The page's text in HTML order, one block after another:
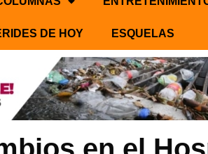
DE HOY ESQUELAS